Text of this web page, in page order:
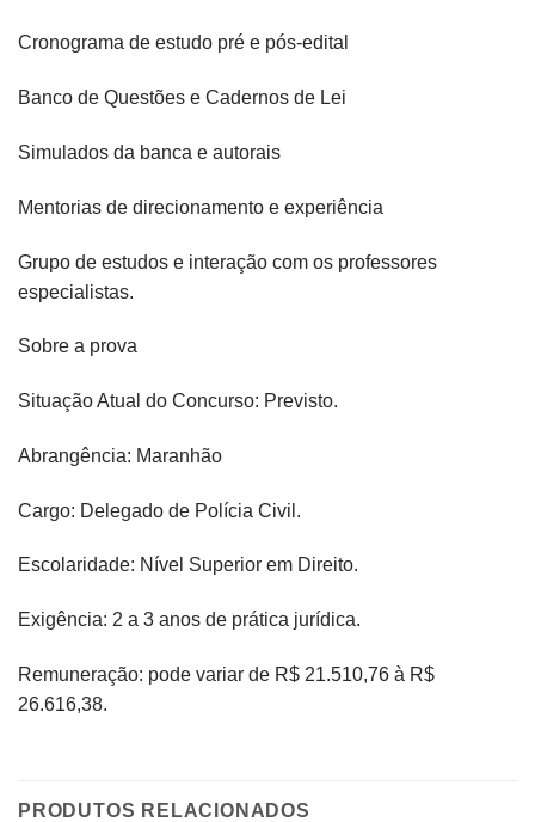
Cronograma de estudo pré e pós-edital
Banco de Questões e Cadernos de Lei
Simulados da banca e autorais
Mentorias de direcionamento e experiência
Grupo de estudos e interação com os professores
especialistas.
Sobre a prova
Situação Atual do Concurso: Previsto.
Abrangência: Maranhão
Cargo: Delegado de Polícia Civil.
Escolaridade: Nível Superior em Direito.
Exigência: 2 a 3 anos de prática jurídica.
Remuneração: pode variar de R$ 21.510,76 à R$
26.616,38.
PRODUTOS RELACIONADOS